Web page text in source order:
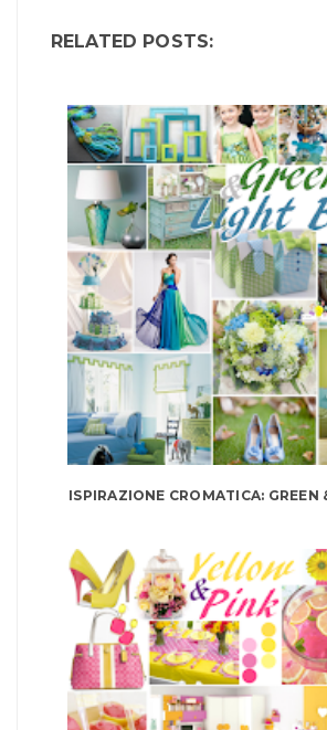
RELATED POSTS:
ISPIRAZIONE CROMATICA: GREEN